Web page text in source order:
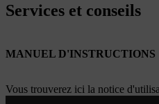
Services et conseils
MANUEL D'INSTRUCTIONS
Vous trouverez ici la notice